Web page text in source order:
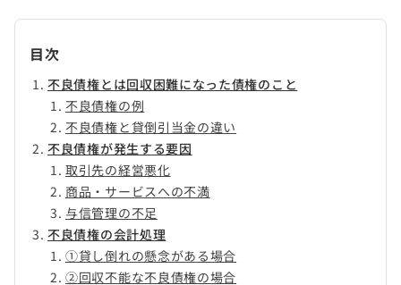
目次
不良債権とは回収困難になった債権のこと
不良債権の例
不良債権と貸倒引当金の違い
不良債権が発生する要因
取引先の経営悪化
商品・サービスへの不満
与信管理の不足
不良債権の会計処理
①貸し倒れの懸念がある場合
②回収不能な不良債権の場合